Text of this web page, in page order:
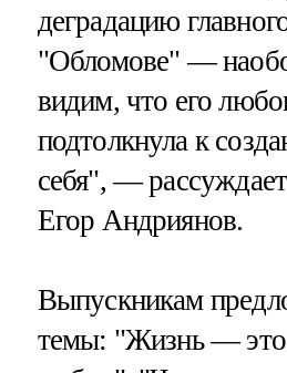
деградацию
"Обломове" —
видим, что его
подтолкнула к
себя", —
Егор Андриянов.
Выпускникам
темы: "Жизнь — это